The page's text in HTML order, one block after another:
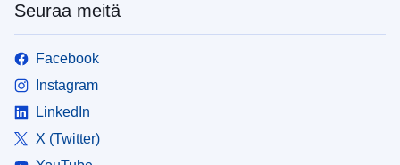
Seuraa meitä
Facebook
Instagram
LinkedIn
X (Twitter)